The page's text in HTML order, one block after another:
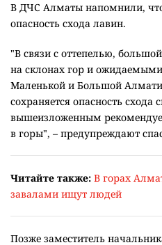
В ДЧС Алматы напомнили, что
опасность схода лавин.
"В связи с оттепелью,
на склонах гор и
Маленькой и Большой
сохраняется опасность схода
вышеизложенным
в горы", – предупреждают
Читайте также: В горах
завалами ищут людей
Позже заместитель